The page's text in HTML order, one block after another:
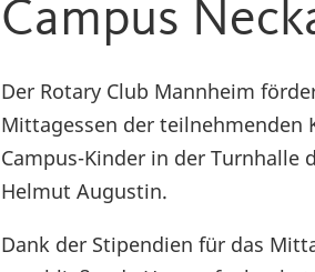
Campus
Der Rotary Club Mannheim
Mittagessen der teilnehmenden
Campus-Kinder in der Turnhalle
Helmut Augustin.
Dank der Stipendien für das